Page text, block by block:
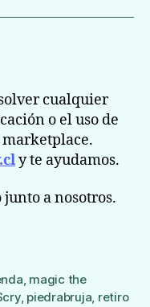
cualquier
o el uso de
y te ayudamos.
a nosotros.
, magic the
, piedrabruja, retiro